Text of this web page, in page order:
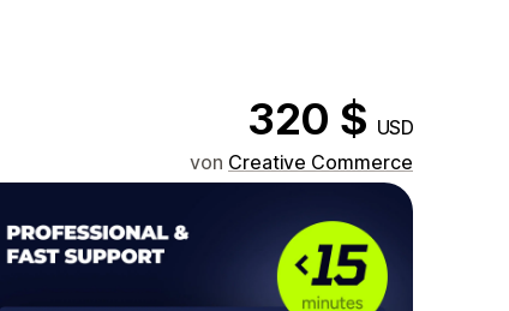
320 $ USD
von Creative Commerce